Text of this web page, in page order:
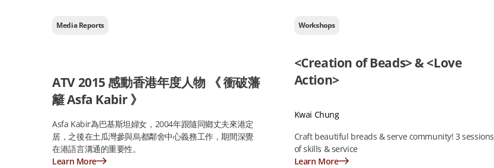
Media Reports
ATV 2015 感動香港年度人物 《 衝破藩
籬 Asfa Kabir 》
Asfa Kabir為巴基斯坦婦女，2004年跟隨同鄉丈夫來港定
居，之後在土瓜灣參與烏都鄰舍中心義務工作，期間深覺
在港語言溝通的重要性。
Learn More
Workshops
<Creation of Beads> & <Love
Action>
Kwai Chung
Craft beautiful breads & serve community! 3 sessions
of skills & service
Learn More